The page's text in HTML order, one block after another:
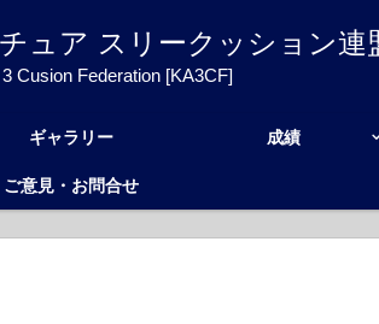
ュア スリークッション連
Cusion Federation [KA3CF]
ギャラリー 成績
ご意見・お問合せ